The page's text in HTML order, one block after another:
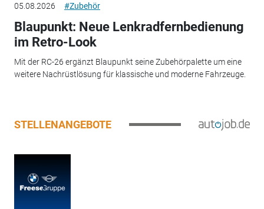
05.08.2026 #Zubehör
Blaupunkt: Neue Lenkradfernbedienung
im Retro-Look
Mit der RC-26 ergänzt Blaupunkt seine Zubehörpalette um eine
weitere Nachrüstlösung für klassische und moderne Fahrzeuge.
STELLENANGEBOTE